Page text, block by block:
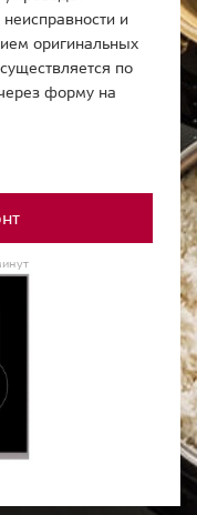
и
оригинальных
по
форму на